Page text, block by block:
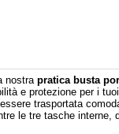
nostrapratica busta
e protezione per i
trasportata
le tre tasche interne,